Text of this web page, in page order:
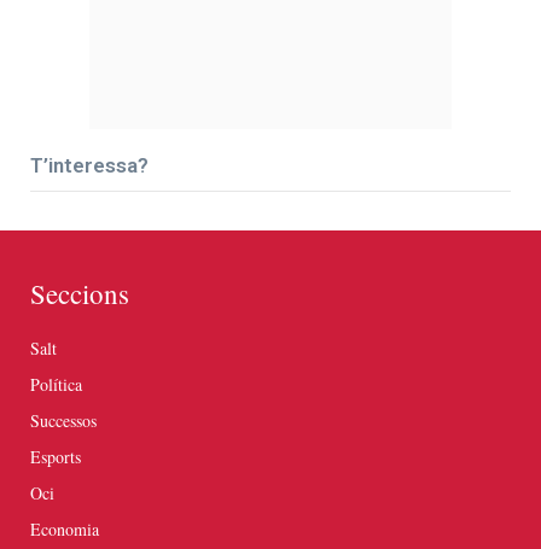
T’interessa?
Seccions
Salt
Política
Successos
Esports
Oci
Economia